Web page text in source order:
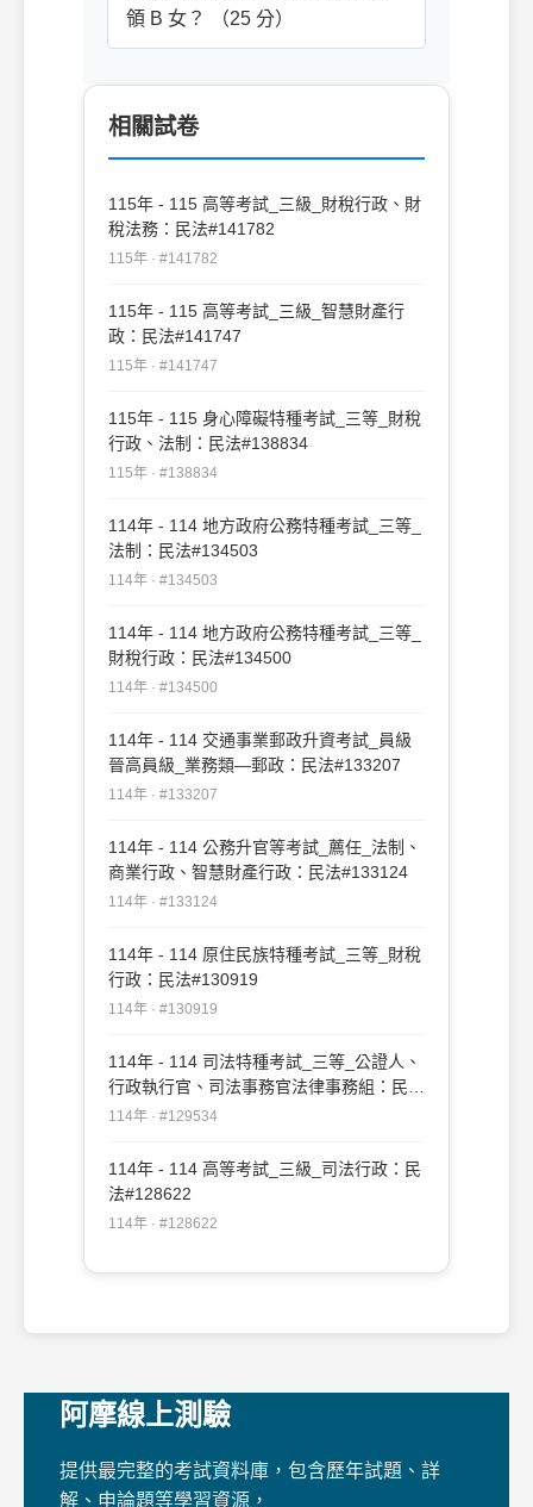
領 B 女？ （25 分）
相關試卷
115年 - 115 高等考試_三級_財稅行政、財
稅法務：民法#141782
115年 · #141782
115年 - 115 高等考試_三級_智慧財產行
政：民法#141747
115年 · #141747
115年 - 115 身心障礙特種考試_三等_財稅
行政、法制：民法#138834
115年 · #138834
114年 - 114 地方政府公務特種考試_三等_
法制：民法#134503
114年 · #134503
114年 - 114 地方政府公務特種考試_三等_
財稅行政：民法#134500
114年 · #134500
114年 - 114 交通事業郵政升資考試_員級
晉高員級_業務類—郵政：民法#133207
114年 · #133207
114年 - 114 公務升官等考試_薦任_法制、
商業行政、智慧財產行政：民法#133124
114年 · #133124
114年 - 114 原住民族特種考試_三等_財稅
行政：民法#130919
114年 · #130919
114年 - 114 司法特種考試_三等_公證人、
行政執行官、司法事務官法律事務組：民法
#129534
114年 · #129534
114年 - 114 高等考試_三級_司法行政：民
法#128622
114年 · #128622
阿摩線上測驗
提供最完整的考試資料庫，包含歷年試題、詳
解、申論題等學習資源，